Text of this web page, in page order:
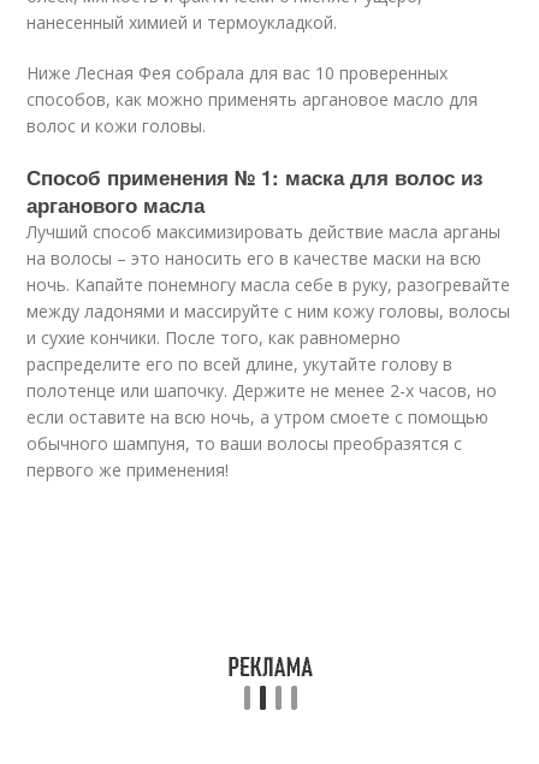
нанесенный химией и термоукладкой.
Ниже Лесная Фея собрала для вас 10 проверенных
способов, как можно применять аргановое масло для
волос и кожи головы.
Способ применения № 1: маска для волос из
арганового масла
Лучший способ максимизировать действие масла арганы
на волосы – это наносить его в качестве маски на всю
ночь. Капайте понемногу масла себе в руку, разогревайте
между ладонями и массируйте с ним кожу головы, волосы
и сухие кончики. После того, как равномерно
распределите его по всей длине, укутайте голову в
полотенце или шапочку. Держите не менее 2-х часов, но
если оставите на всю ночь, а утром смоете с помощью
обычного шампуня, то ваши волосы преобразятся с
первого же применения!